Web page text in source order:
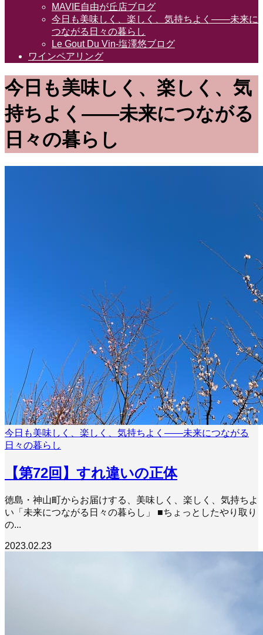
MAVIE自由が丘店ブログ
今日も美味しく、楽しく、気持ちよく――未来に
つながる日々の暮らし
Le Gout Du Vin-塩澤悠ブログ
ワインペアリング
今日も美味しく、楽しく、気
持ちよく――未来につながる
日々の暮らし
今日も美味しく、楽しく、気持ちよく――未来につながる
日々の暮らし
【第72回】すれ違いの正体
徳島・神山町からお届けする、美味しく、楽しく、気持ちよ
い「未来につながる日々の暮らし」 ■ちょっとしたやり取り
の...
2023.02.23